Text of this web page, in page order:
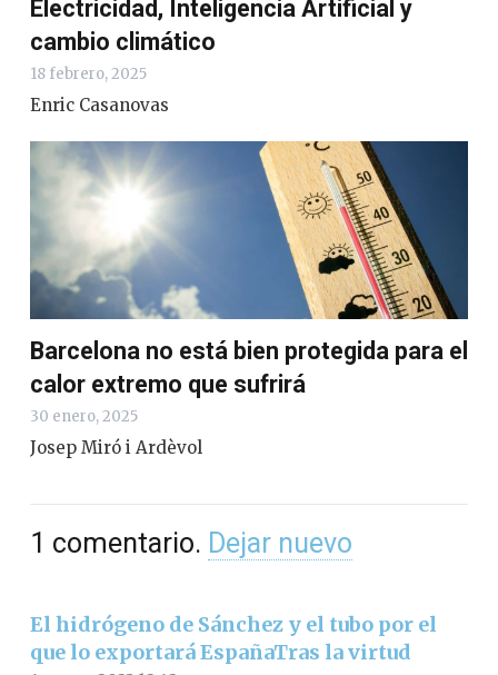
Electricidad, Inteligencia Artificial y
cambio climático
18 febrero, 2025
Enric Casanovas
Barcelona no está bien protegida para el
calor extremo que sufrirá
30 enero, 2025
Josep Miró i Ardèvol
1 comentario. Dejar nuevo
El hidrógeno de Sánchez y el tubo por el
que lo exportará EspañaTras la virtud